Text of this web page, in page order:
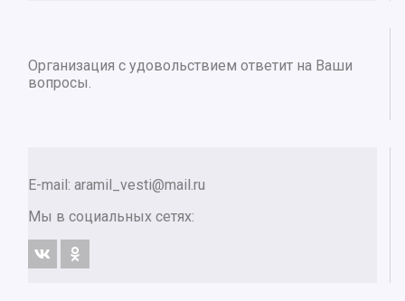
Организация с удовольствием ответит на Ваши
вопросы.
E-mail: aramil_vesti@mail.ru
Мы в социальных сетях: